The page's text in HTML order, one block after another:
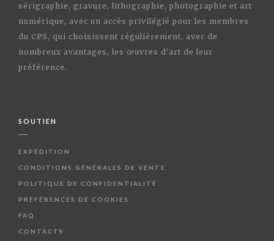
sérigraphie, gravure, lithographie, photographie et art
numérique, avec un accès privilégié pour les membres
du CPS, qui choisissent régulièrement, avec de
nombreux avantages, les œuvres d'art de leur
préférence.
SOUTIEN
EXPÉDITION
CONDITIONS GÉNÉRALES DE VENTE
POLITIQUE DE CONFIDENTIALITÉ
PRÉFÉRENCES DE COOKIES
FAQ
CONTACTS